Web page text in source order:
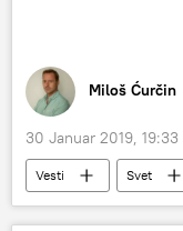
Miloš Ćurčin
30 Januar 2019, 19:33
Vesti Svet
Su-30MK2V